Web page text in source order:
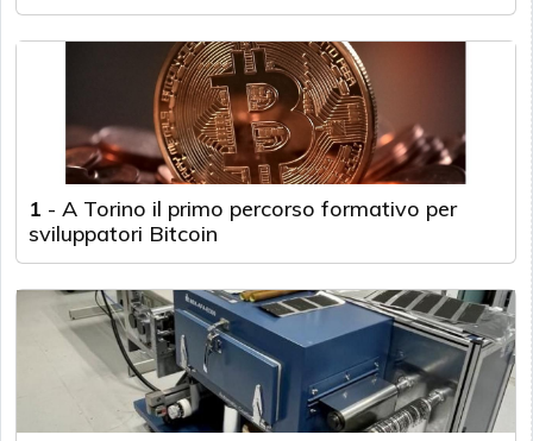
1 - A Torino il primo percorso formativo per
sviluppatori Bitcoin